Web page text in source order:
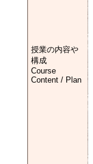
授業の内容や
構成
Course
Content / Plan